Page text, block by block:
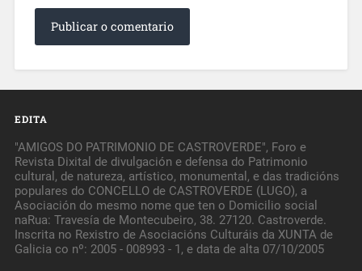
EDITA
"AMIGOS DO PATRIMONIO DE CASTROVERDE", Foro e
Revista Dixital de divulgación e defensa do Patrimonio
cultural, de natureza, artístico, monumental, e das tradicións
populares do CONCELLO de CASTROVERDE (LUGO), a
Asociación do mesmo nome que ten o Domicilio social
naRua: Travesía de Montecubeiro, 38. 27120. Castroverde.
Inscrita no Rexistro de Asociacións Culturáis da XUNTA de
Galicia co nº: 2005 - 008993 - 1, e data de alta 07/10/2005